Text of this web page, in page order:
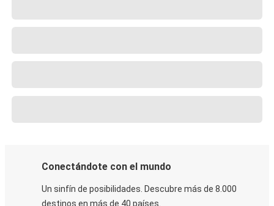
Conectándote con el mundo
Un sinfín de posibilidades. Descubre más de 8.000
destinos en más de 40 países.